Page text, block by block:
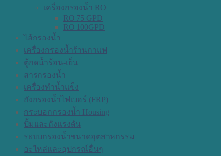
เครื่องกรองน้ำ RO
RO 75 GPD
RO 100GPD
ไส้กรองน้ำ
เครื่องกรองน้ำร้านกาแฟ
ตู้กดน้ำร้อน-เย็น
สารกรองน้ำ
เครื่องทำน้ำแข็ง
ถังกรองน้ำไฟเบอร์ (FRP)
กระบอกกรองน้ำ Housing
ปั้มและถังแรงดัน
ระบบกรองน้ำขนาดอุตสาหกรรม
อะไหล่และอุปกรณ์อื่นๆ